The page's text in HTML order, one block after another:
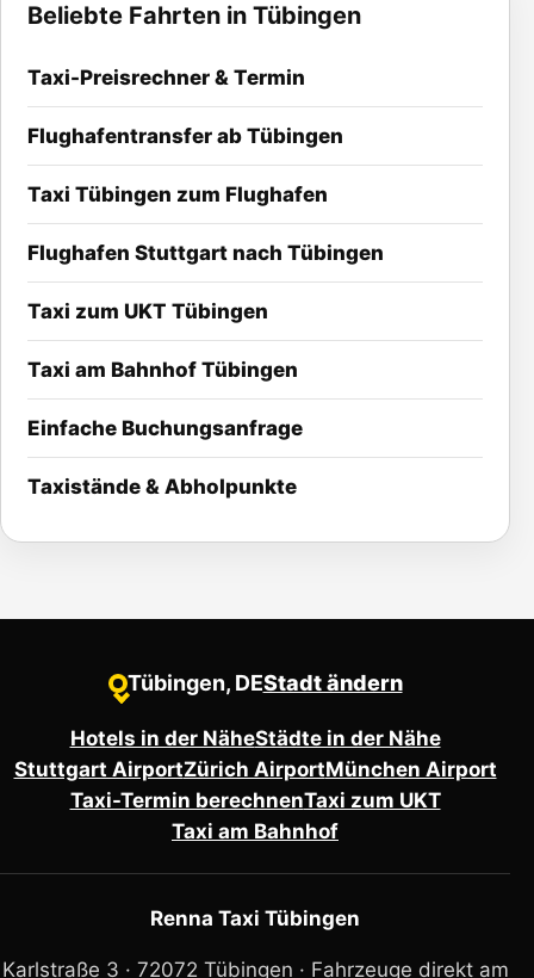
Beliebte Fahrten in Tübingen
Taxi-Preisrechner & Termin
Flughafentransfer ab Tübingen
Taxi Tübingen zum Flughafen
Flughafen Stuttgart nach Tübingen
Taxi zum UKT Tübingen
Taxi am Bahnhof Tübingen
Einfache Buchungsanfrage
Taxistände & Abholpunkte
●Tübingen, DEStadt ändern
Hotels in der NäheStädte in der Nähe
Stuttgart AirportZürich AirportMünchen Airport
Taxi-Termin berechnenTaxi zum UKT
Taxi am Bahnhof
Renna Taxi Tübingen
Karlstraße 3 · 72072 Tübingen · Fahrzeuge direkt am